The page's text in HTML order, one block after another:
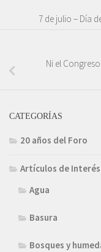
7 de julio – Día
Ni el
CATEGORÍAS
20 años del Foro
Artículos de Interés
Agua
Basura
Bosques y